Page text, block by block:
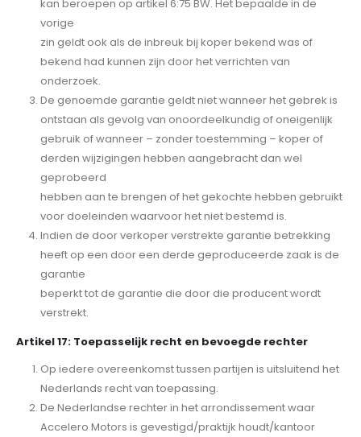
kan beroepen op artikel 6:75 BW. Het bepaalde in de
vorige
zin geldt ook als de inbreuk bij koper bekend was of
bekend had kunnen zijn door het verrichten van
onderzoek.
De genoemde garantie geldt niet wanneer het gebrek is
ontstaan als gevolg van onoordeelkundig of oneigenlijk
gebruik of wanneer – zonder toestemming – koper of
derden wijzigingen hebben aangebracht dan wel
geprobeerd
hebben aan te brengen of het gekochte hebben gebruikt
voor doeleinden waarvoor het niet bestemd is.
Indien de door verkoper verstrekte garantie betrekking
heeft op een door een derde geproduceerde zaak is de
garantie
beperkt tot de garantie die door die producent wordt
verstrekt.
Artikel 17: Toepasselijk recht en bevoegde rechter
Op iedere overeenkomst tussen partijen is uitsluitend het
Nederlands recht van toepassing.
De Nederlandse rechter in het arrondissement waar
Accelero Motors is gevestigd/praktijk houdt/kantoor